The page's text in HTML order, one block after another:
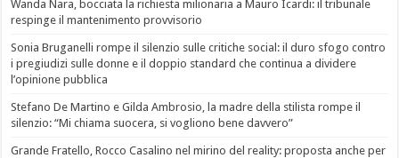
Wanda Nara, bocciata la richiesta milionaria a Mauro Icardi: il tribunale
respinge il mantenimento provvisorio
Sonia Bruganelli rompe il silenzio sulle critiche social: il duro sfogo contro
i pregiudizi sulle donne e il doppio standard che continua a dividere
l’opinione pubblica
Stefano De Martino e Gilda Ambrosio, la madre della stilista rompe il
silenzio: “Mi chiama suocera, si vogliono bene davvero”
Grande Fratello, Rocco Casalino nel mirino del reality: proposta anche per